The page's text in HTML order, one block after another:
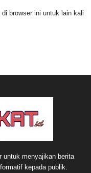
browser ini untuk lain kali
untuk menyajikan berita
kepada publik.